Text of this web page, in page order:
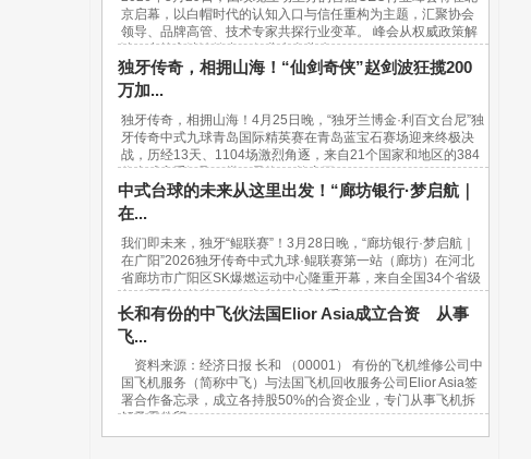
京启幕，以白帽时代的认知入口与信任重构为主题，汇聚协会
领导、品牌高管、技术专家共探行业变革。 峰会从权威政策解
读、实战方法论输出、行业生态共建...
独牙传奇，相拥山海！“仙剑奇侠”赵剑波狂揽200
万加...
独牙传奇，相拥山海！4月25日晚，“独牙兰博金·利百文台尼”独
牙传奇中式九球青岛国际精英赛在青岛蓝宝石赛场迎来终极决
战，历经13天、1104场激烈角逐，来自21个国家和地区的384
位台球高手汇聚一堂，最终，“软塞王...
中式台球的未来从这里出发！“廊坊银行·梦启航｜
在...
我们即未来，独牙“鲲联赛”！3月28日晚，“廊坊银行·梦启航｜
在广阳”2026独牙传奇中式九球·鲲联赛第一站（廊坊）在河北
省廊坊市广阳区SK爆燃运动中心隆重开幕，来自全国34个省级
行政区及海外的940名青少年台球选手...
长和有份的中飞伙法国Elior Asia成立合资 从事
飞...
资料来源：经济日报 长和 （00001） 有份的飞机维修公司中
国飞机服务（简称中飞）与法国飞机回收服务公司Elior Asia签
署合作备忘录，成立各持股50%的合资企业，专门从事飞机拆
解及零件贸...